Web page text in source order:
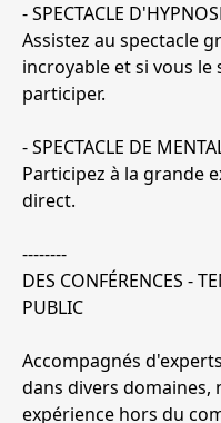
- ​SPECTACLE
Assistez au spectacle
incroyable et si vous
participer.
- SPECTACLE DE
Participez à la grande
direct.
--------
DES CONFÉRENCES -
PUBLIC
Accompagnés
dans divers domaines,
expérience hors du